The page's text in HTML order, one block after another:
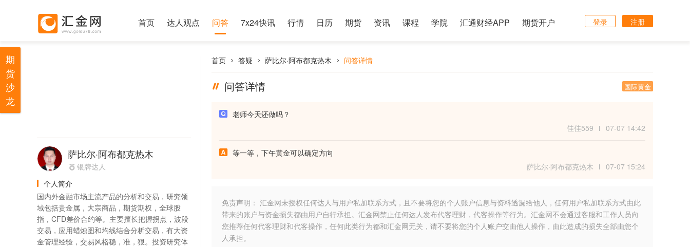
首页 达人观点 问答 7x24快讯 行情 日历 期货 资讯 课程 学院 汇通财经APP 期货开户 登录 注册
萨比尔·阿布都克热木
银牌达人
个人简介
国内外金融市场主流产品的分析和交易，研究领
域包括贵金属，大宗商品，期货期权，全球股
指，CFD差价合约等。主要擅长把握拐点，波段
交易，应用蜡烛图和均线结合分析交易，有大资
金管理经验，交易风格稳，准，狠。投资研究体
首页 答疑 萨比尔·阿布都克热木 问答详情
问答详情 国际黄金
老师今天还做吗？
佳佳559
07-07 14:42
等一等，下午黄金可以确定方向
萨比尔·阿布都克热木
07-07 15:24
免责声明： 汇金网未授权任何达人与用户私加联系方式，且不要将您的个人账户信息与资料透漏给他人，任何用户私加联系方式由此
带来的账户与资金损失都由用户自行承担。汇金网禁止任何达人发布代客理财，代客操作等行为。汇金网不会通过客服和工作人员向
您推荐任何代客理财和代客操作，任何此类行为都和汇金网无关，请不要将您的个人账户交由他人操作，由此造成的损失全部由您个
人承担。
期
货
沙
龙